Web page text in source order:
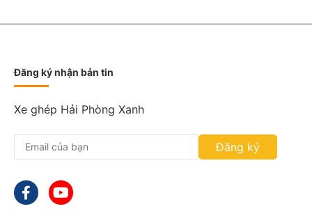
s
l
s
h
M
M
l
a
Đăng ký nhận bản tin
Xe ghép Hải Phòng Xanh
Đăng ký